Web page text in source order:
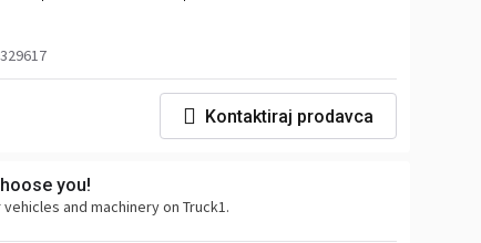
Kontaktiraj prodavca
you!
and machinery on Truck1.